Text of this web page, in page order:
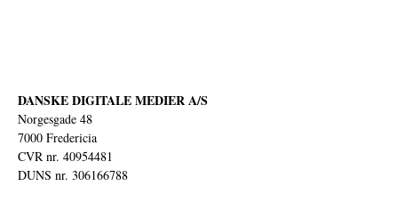
DANSKE DIGITALE MEDIER A/S
Norgesgade 48
7000 Fredericia
CVR nr. 40954481
DUNS nr. 306166788